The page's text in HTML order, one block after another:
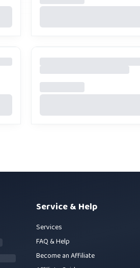
Service & Help
Services
FAQ & Help
Become an Affiliate